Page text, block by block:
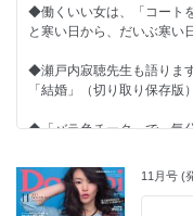
◆働くいい女は、「コート
と寒い日から、だいぶ寒い
◆瀬戸内寂聴先生も語りま
「結婚」（切り取り保存版）
◆「バラ色チーク」で、気
◆気が利いていて、センス
11月号 (